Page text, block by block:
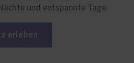
und entspannte Tage.
erleben